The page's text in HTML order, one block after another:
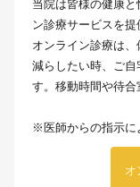
当院は皆様の健康
ン診療サービスを提
オンライン診療は
減らしたい時、ご自
す。移動時間や待合
※医師からの指示に
オ